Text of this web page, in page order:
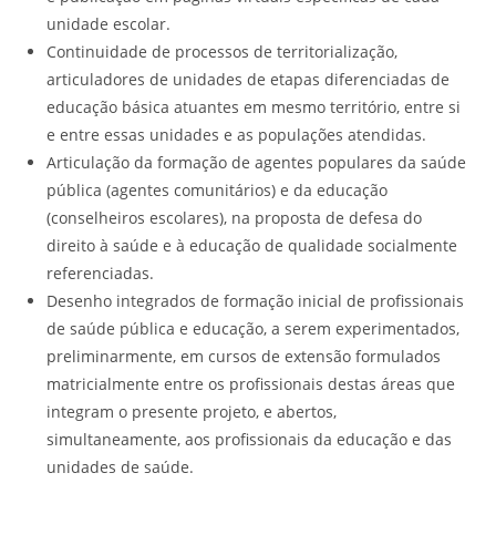
unidade escolar.
Continuidade de processos de territorialização,
articuladores de unidades de etapas diferenciadas de
educação básica atuantes em mesmo território, entre si
e entre essas unidades e as populações atendidas.
Articulação da formação de agentes populares da saúde
pública (agentes comunitários) e da educação
(conselheiros escolares), na proposta de defesa do
direito à saúde e à educação de qualidade socialmente
referenciadas.
Desenho integrados de formação inicial de profissionais
de saúde pública e educação, a serem experimentados,
preliminarmente, em cursos de extensão formulados
matricialmente entre os profissionais destas áreas que
integram o presente projeto, e abertos,
simultaneamente, aos profissionais da educação e das
unidades de saúde.